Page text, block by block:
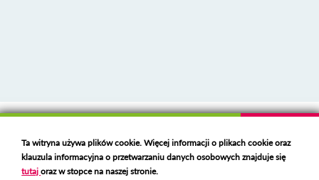
Deklaracja dostępności
Polski serwer RBL
https://polspam.pl/
Ta witryna używa plików cookie. Więcej informacji o plikach cookie oraz
klauzula informacyjna o przetwarzaniu danych osobowych znajduje się
tutajoraz w stopce na naszej stronie.